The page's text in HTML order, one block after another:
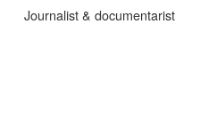
Journalist & documentarist